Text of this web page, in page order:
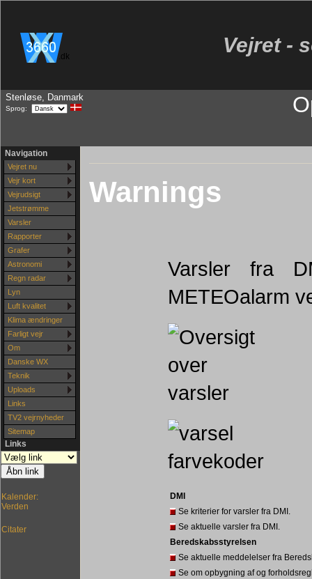
.dk Vejret -
Stenløse, Danmark
Sprog:
Navigation
Vejret nu
Vejr kort
Vejrudsigt
Jetstrømme
Varsler
Rapporter
Grafer
Astronomi
Regn radar
Lyn
Luft kvalitet
Klima ændringer
Farligt vejr
Om
Danske WX
Teknik
Uploads
Links
TV2 vejrnyheder
Sitemap
Links
Kalender:
Verden
Citater
Warnings
Varsler fra
METEOalarm
DMI
Se kriterier for varsler fra DMI.
Se aktuelle varsler fra DMI.
Beredskabsstyrelsen
Se aktuelle meddelelser fra
Se om opbygning af og